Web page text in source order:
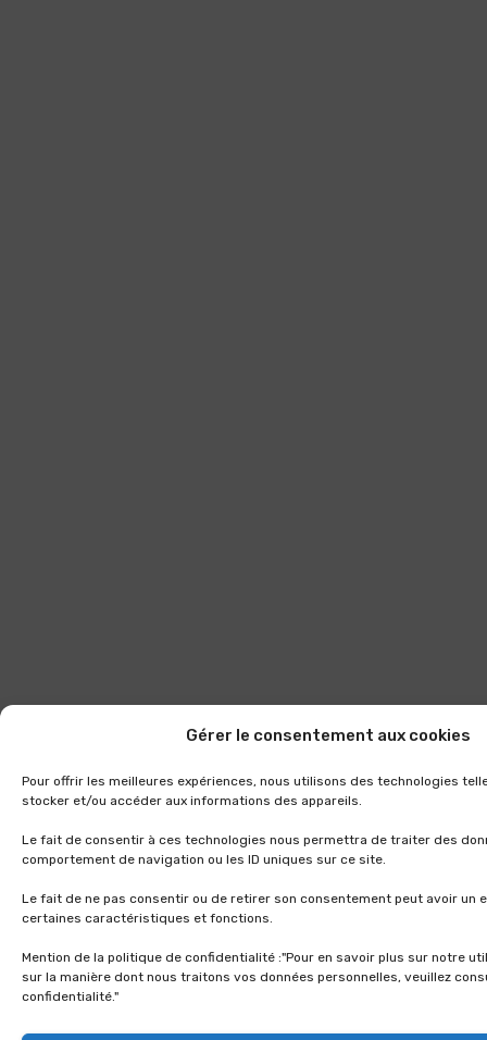
Gérer le consentement aux cookies
Pour offrir les meilleures expériences, nous utilisons des technologies
stocker et/ou accéder aux informations des appareils.
Le fait de consentir à ces technologies nous permettra de traiter des
comportement de navigation ou les ID uniques sur ce site.
Le fait de ne pas consentir ou de retirer son consentement peut avoir un
certaines caractéristiques et fonctions.
Mention de la politique de confidentialité :"Pour en savoir plus sur notre
sur la manière dont nous traitons vos données personnelles, veuillez
confidentialité."